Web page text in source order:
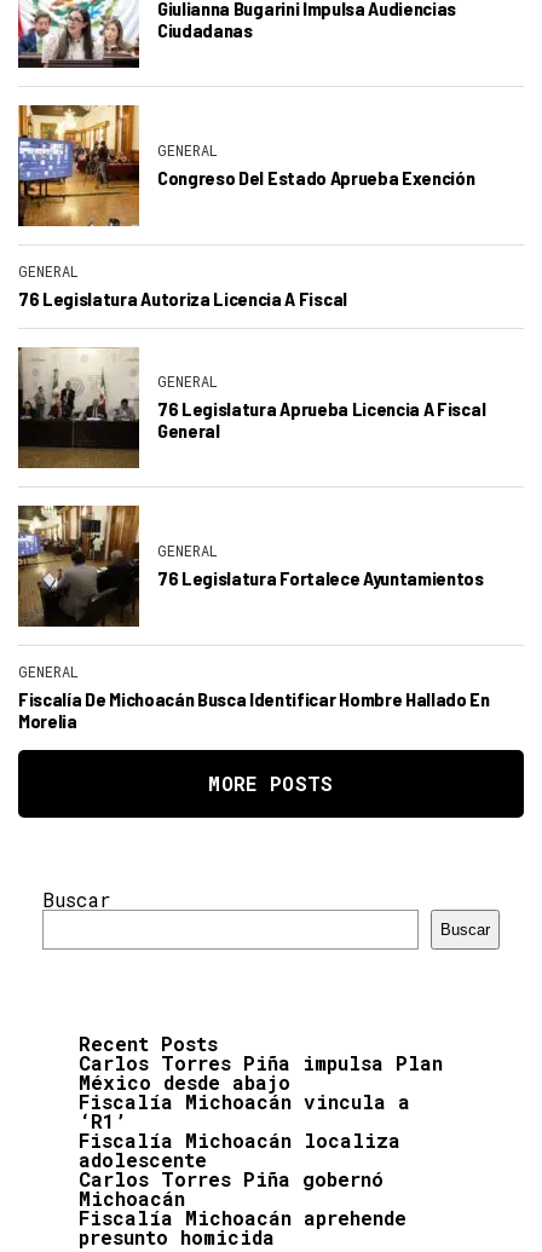
Giulianna Bugarini Impulsa Audiencias
Ciudadanas
GENERAL
Congreso Del Estado Aprueba Exención
GENERAL
76 Legislatura Autoriza Licencia A Fiscal
GENERAL
76 Legislatura Aprueba Licencia A Fiscal
General
GENERAL
76 Legislatura Fortalece Ayuntamientos
GENERAL
Fiscalía De Michoacán Busca Identificar Hombre Hallado En
Morelia
MORE POSTS
Buscar
Buscar
Recent Posts
Carlos Torres Piña impulsa Plan
México desde abajo
Fiscalía Michoacán vincula a
‘R1’
Fiscalía Michoacán localiza
adolescente
Carlos Torres Piña gobernó
Michoacán
Fiscalía Michoacán aprehende
presunto homicida